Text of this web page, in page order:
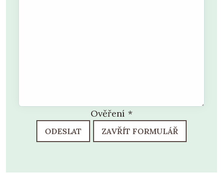
Ověření *
ODESLAT ZAVŘÍT FORMULÁŘ